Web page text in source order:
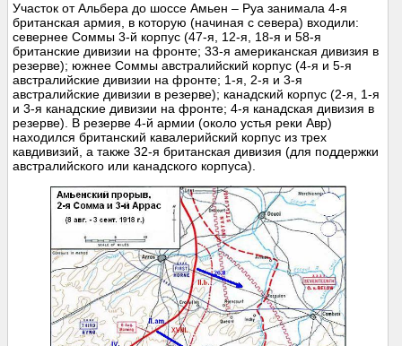
Участок от Альбера до шоссе Амьен – Руа занимала 4-я
британская армия, в которую (начиная с севера) входили:
севернее Соммы 3-й корпус (47-я, 12-я, 18-я и 58-я
британские дивизии на фронте; 33-я американская дивизия в
резерве); южнее Соммы австралийский корпус (4-я и 5-я
австралийские дивизии на фронте; 1-я, 2-я и 3-я
австралийские дивизии в резерве); канадский корпус (2-я, 1-я
и 3-я канадские дивизии на фронте; 4-я канадская дивизия в
резерве). В резерве 4-й армии (около устья реки Авр)
находился британский кавалерийский корпус из трех
кавдивизий, а также 32-я британская дивизия (для поддержки
австралийского или канадского корпуса).